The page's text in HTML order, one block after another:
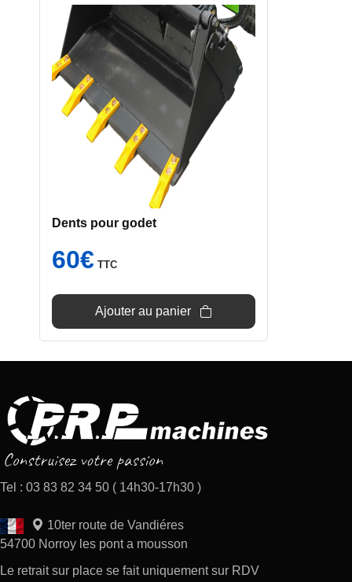
Dents pour godet
60€ TTC
Ajouter au panier
Tel : 03 83 82 34 50 ( 14h30-17h30 )
10ter route de Vandiéres
54700 Norroy les pont a mousson
Le retrait sur place se fait uniquement sur RDV